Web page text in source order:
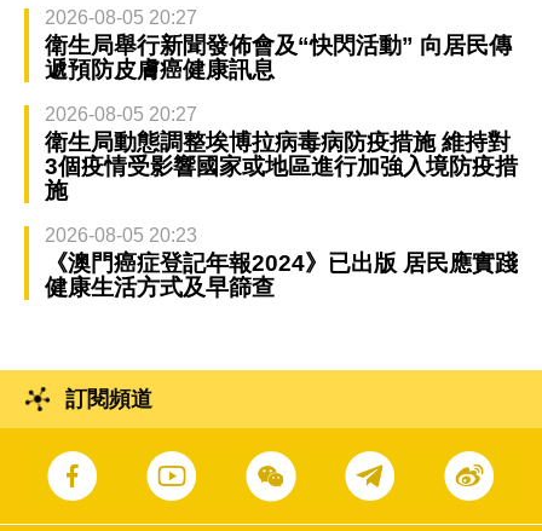
2026-08-05 20:27
衛生局舉行新聞發佈會及“快閃活動” 向居民傳
遞預防皮膚癌健康訊息
2026-08-05 20:27
衛生局動態調整埃博拉病毒病防疫措施 維持對
3個疫情受影響國家或地區進行加強入境防疫措
施
2026-08-05 20:23
《澳門癌症登記年報2024》已出版 居民應實踐
健康生活方式及早篩查
訂閱頻道